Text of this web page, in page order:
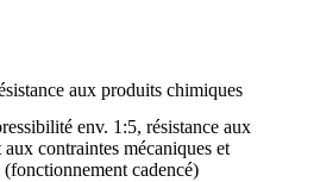
aux produits chimiques
env. 1:5, résistance aux
contraintes mécaniques et
cadencé)